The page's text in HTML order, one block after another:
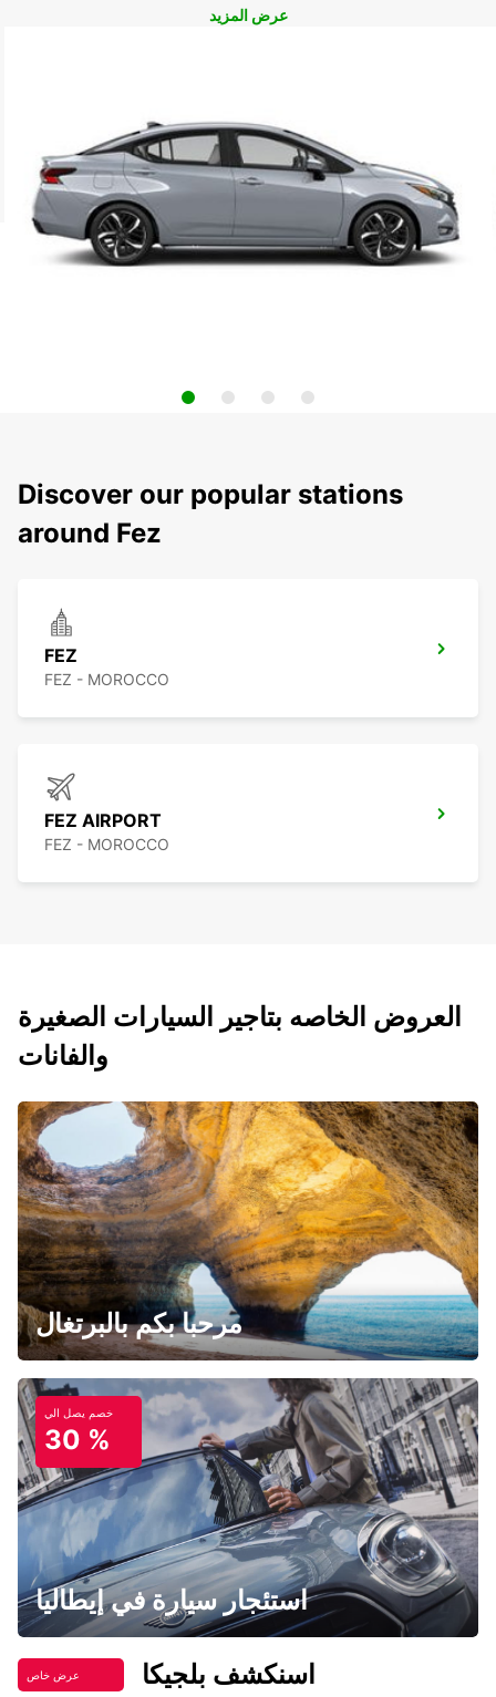
عرض المزيد
Discover our popular stations
around Fez
FEZ
FEZ - MOROCCO
FEZ AIRPORT
FEZ - MOROCCO
العروض الخاصه بتاجير السيارات الصغيرة
والفانات
مرحبا بكم بالبرتغال
خصم يصل الي
30 %
استئجار سيارة في إيطاليا
عرض خاص اسنكشف بلجيكا